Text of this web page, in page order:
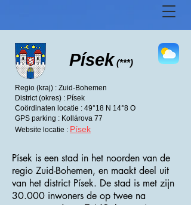
Písek (***)
Regio (kraj) : Zuid-Bohemen
District (okres) : Písek
Coördinaten locatie : 49°18 N 14°8 O
GPS parking : Kollárova 77
Website locatie : Písek
Písek is een stad in het noorden van de
regio Zuid-Bohemen, en maakt deel uit
van het district Písek. De stad is met zijn
30.000 inwoners de op twee na